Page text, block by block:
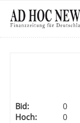
Bid: 0
Hoch:
0